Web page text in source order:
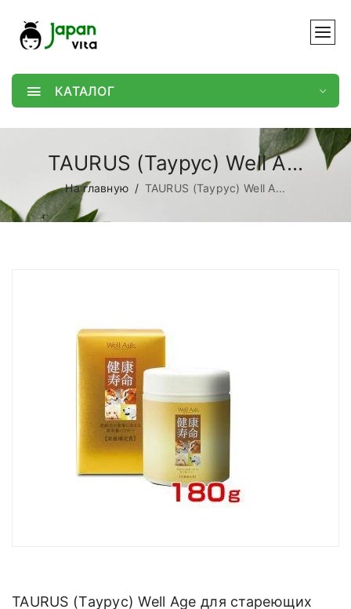
КАТАЛОГ
TAURUS (Таурус) Well A...
На главную TAURUS (Таурус) Well A...
TAURUS (Таурус) Well Age для стареющих